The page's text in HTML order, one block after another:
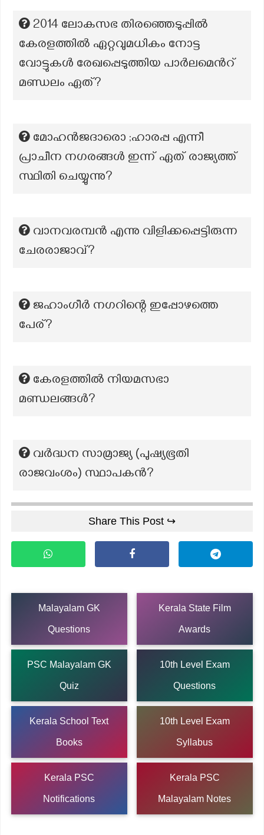
2014 ലോകസഭ തിരഞ്ഞെടുപ്പിൽ
കേരളത്തിൽ ഏറ്റവുമധികം നോട്ട
വോട്ടുകൾ രേഖപ്പെടുത്തിയ പാർലമെൻറ്
മണ്ഡലം ഏത്?
മോഹൻജദാരൊ ;ഹാരപ്പ എന്നീ
പ്രാചീന നഗരങ്ങൾ ഇന്ന് ഏത് രാജ്യത്ത്
സ്ഥിതി ചെയ്യുന്നു?
വാനവരമ്പൻ എന്നു വിളിക്കപ്പെട്ടിരുന്ന
ചേരരാജാവ്?
ജഹാംഗീർ നഗറിന്റെ ഇപ്പോഴത്തെ
പേര്?
കേരളത്തിൽ നിയമസഭാ
മണ്ഡലങ്ങൾ?
വർദ്ധന സാമ്രാജ്യ (പുഷ്യഭൂതി
രാജവംശം) സ്ഥാപകൻ?
Share This Post ↪
Malayalam GK
Questions
Kerala State Film
Awards
PSC Malayalam GK
Quiz
10th Level Exam
Questions
Kerala School Text
Books
10th Level Exam
Syllabus
Kerala PSC
Notifications
Kerala PSC
Malayalam Notes